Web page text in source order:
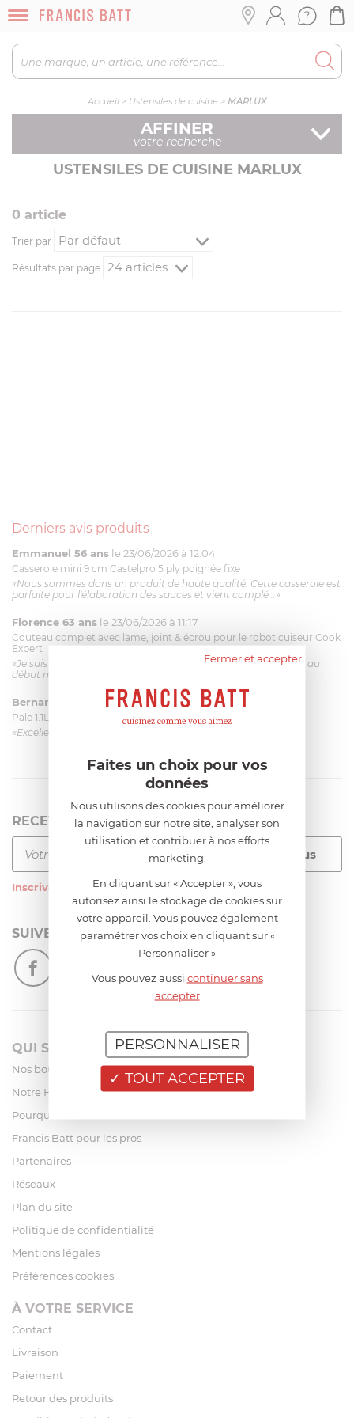
Accueil > Ustensiles de cuisine > MARLUX
AFFINER
votre recherche
USTENSILES DE CUISINE MARLUX
0 article
Trier par
Résultats par page
Derniers avis produits
Emmanuel 56 ans le 23/06/2026 à 12:04
Casserole mini 9 cm Castelpro 5 ply poignée fixe
«Nous sommes dans un produit de haute qualité. Cette casserole est
parfaite pour l'élaboration des sauces et vient complé...»
Florence 63 ans le 23/06/2026 à 11:17
Couteau complet avec lame, joint & écrou pour le robot cuiseur Cook
Expert
«Je suis satisfaite du couteau Magimix. L'écrou est un peu dur au
début mais ça le fait. La livraison a été très rapide. ...»
Bernard le 23/06/2026 à 09:43
Pale 1.1L pour Glacier Magimix 11031/121/123/124
«Excellent: produit et livraison»
RECEVEZ LA NEWSLETTER
Inscrivez-vous à notre newsletter
SUIVEZ-NOUS
QUI SOMMES-NOUS?
Nos boutiques
Notre Histoire
Pourquoi acheter chez Francis Batt ?
Francis Batt pour les pros
Partenaires
Réseaux
Plan du site
Politique de confidentialité
Mentions légales
Préférences cookies
À VOTRE SERVICE
Contact
Livraison
Paiement
Retour des produits
Fermer et accepter
Faites un choix pour vos
données
Nous utilisons des cookies pour améliorer
la navigation sur notre site, analyser son
utilisation et contribuer à nos efforts
marketing.
En cliquant sur « Accepter », vous
autorisez ainsi le stockage de cookies sur
votre appareil. Vous pouvez également
paramétrer vos choix en cliquant sur «
Personnaliser »
Vous pouvez aussi continuer sans
accepter
TOUT ACCEPTER
PERSONNALISER